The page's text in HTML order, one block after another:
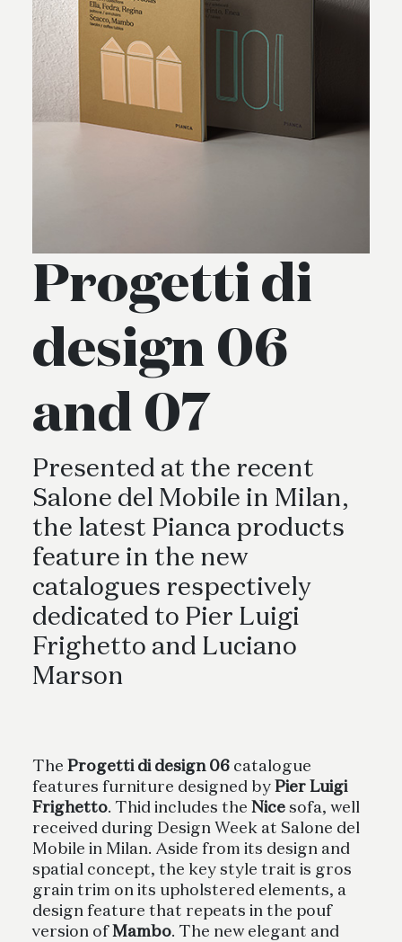
Progetti di
design 06
and 07
Presented at the recent
Salone del Mobile in Milan,
the latest Pianca products
feature in the new
catalogues respectively
dedicated to Pier Luigi
Frighetto and Luciano
Marson
The Progetti di design 06 catalogue
features furniture designed by Pier Luigi
Frighetto. Thid includes the Nice sofa, well
received during Design Week at Salone del
Mobile in Milan. Aside from its design and
spatial concept, the key style trait is gros
grain trim on its upholstered elements, a
design feature that repeats in the pouf
version ofMambo. The new elegant and